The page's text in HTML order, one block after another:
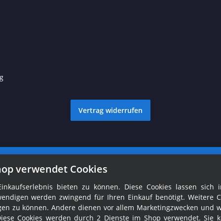
Vertrag widerrufen
verwendet Cookies
bieten zu können. Diese Cookies lassen sich
werden zwingend für Ihren Einkauf benötigt. Weitere
zu können. Andere dienen vor allem Marketingzwecken und
Cookies werden durch 2 Dienste im Shop verwendet. Sie